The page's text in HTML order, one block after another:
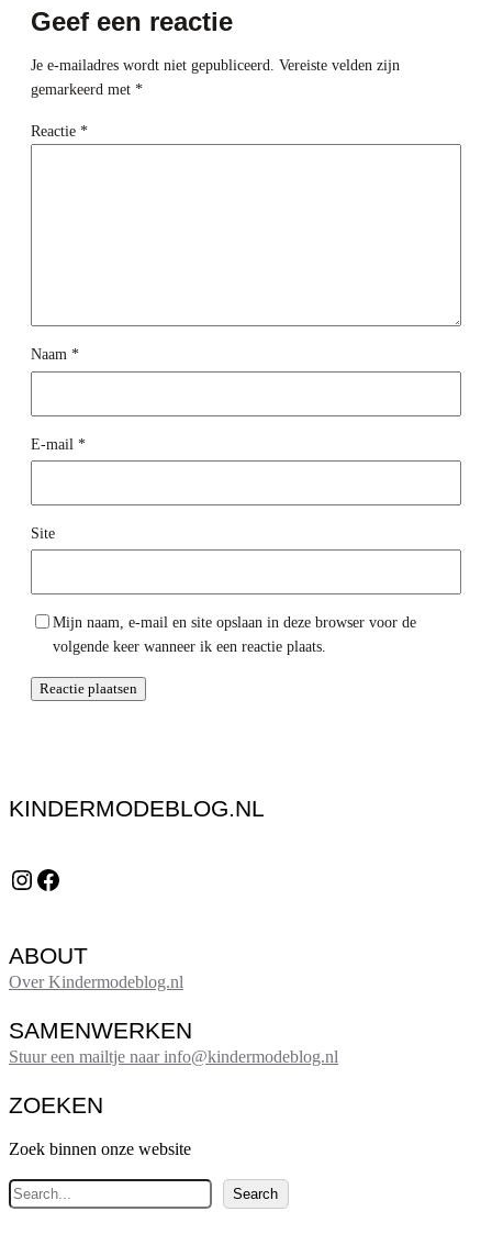
Geef een reactie
Je e-mailadres wordt niet gepubliceerd. Vereiste velden zijn
gemarkeerd met *
Reactie *
Naam *
E-mail *
Site
Mijn naam, e-mail en site opslaan in deze browser voor de
volgende keer wanneer ik een reactie plaats.
KINDERMODEBLOG.NL
Instagram Facebook
ABOUT
Over Kindermodeblog.nl
SAMENWERKEN
Stuur een mailtje naar info@kindermodeblog.nl
ZOEKEN
Zoek binnen onze website
Z
o
Search